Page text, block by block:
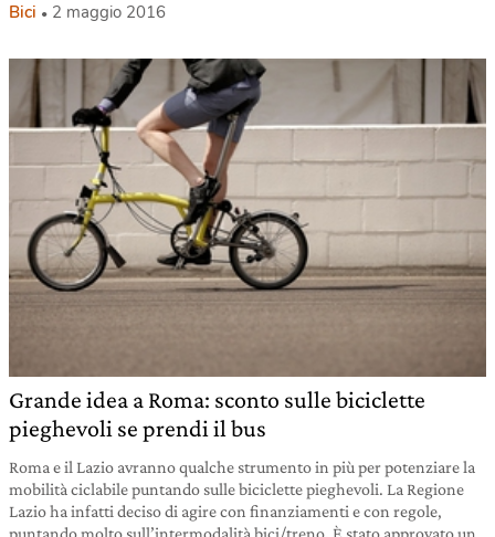
Bici 2 maggio 2016
Grande idea a Roma: sconto sulle biciclette
pieghevoli se prendi il bus
Roma e il Lazio avranno qualche strumento in più per potenziare la
mobilità ciclabile puntando sulle biciclette pieghevoli. La Regione
Lazio ha infatti deciso di agire con finanziamenti e con regole,